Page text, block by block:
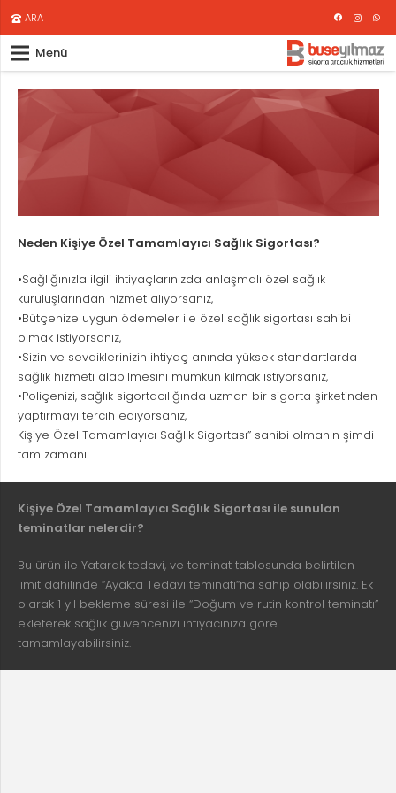
ARA
Menü
Neden Kişiye Özel Tamamlayıcı Sağlık Sigortası?
•Sağlığınızla ilgili ihtiyaçlarınızda anlaşmalı özel sağlık
kuruluşlarından hizmet alıyorsanız,
•Bütçenize uygun ödemeler ile özel sağlık sigortası sahibi
olmak istiyorsanız,
•Sizin ve sevdiklerinizin ihtiyaç anında yüksek standartlarda
sağlık hizmeti alabilmesini mümkün kılmak istiyorsanız,
•Poliçenizi, sağlık sigortacılığında uzman bir sigorta şirketinden
yaptırmayı tercih ediyorsanız,
Kişiye Özel Tamamlayıcı Sağlık Sigortası” sahibi olmanın şimdi
tam zamanı…
Kişiye Özel Tamamlayıcı Sağlık Sigortası ile sunulan
teminatlar nelerdir?
Bu ürün ile Yatarak tedavi, ve teminat tablosunda belirtilen
limit dahilinde “Ayakta Tedavi teminatı“na sahip olabilirsiniz. Ek
olarak 1 yıl bekleme süresi ile “Doğum ve rutin kontrol teminatı”
ekleterek sağlık güvencenizi ihtiyacınıza göre
tamamlayabilirsiniz.